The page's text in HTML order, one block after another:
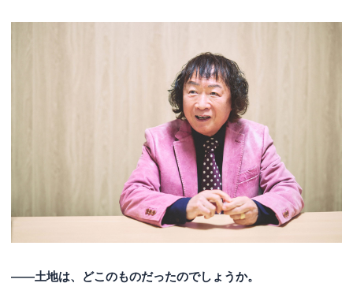
――土地は、どこのものだったのでしょうか。